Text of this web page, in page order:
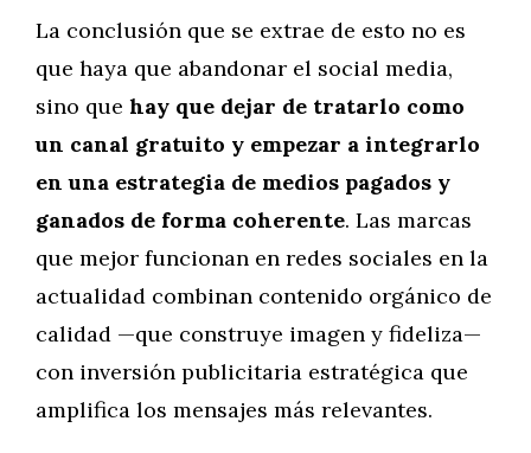
La conclusión que se extrae de esto no es
que haya que abandonar el social media,
sino que hay que dejar de tratarlo como
un canal gratuito y empezar a integrarlo
en una estrategia de medios pagados y
ganados de forma coherente. Las marcas
que mejor funcionan en redes sociales en la
actualidad combinan contenido orgánico de
calidad —que construye imagen y fideliza—
con inversión publicitaria estratégica que
amplifica los mensajes más relevantes.